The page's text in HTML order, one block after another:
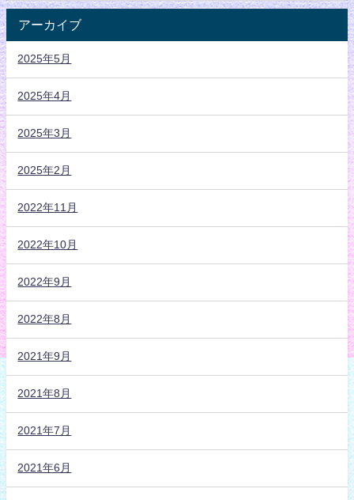
アーカイブ
2025年5月
2025年4月
2025年3月
2025年2月
2022年11月
2022年10月
2022年9月
2022年8月
2021年9月
2021年8月
2021年7月
2021年6月